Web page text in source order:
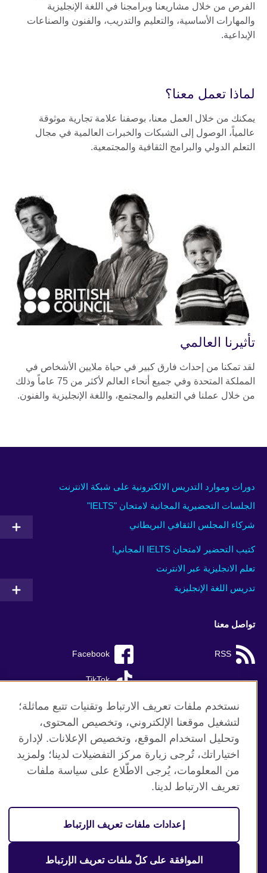
الفرص من خلال مشاريعنا وبرامجنا في اللغة الإنجليزية
والمهارات الأساسية، والتعليم والتدريب، والفنون والصناعات
الإبداعية.
لماذا تعمل معنا؟
يمكنك من خلال العمل معنا، بوصفنا علامة تجارية موثوقة
عالمياً، الوصول إلى الشبكات والخبرات العالمية في مجال
التعلم الدولي والبرامج الثقافية والمجتمعية.
تأثيرنا العالمي
لقد تمكنا من إحداث فارق كبير في حياة ملايين الأشخاص في
المملكة المتحدة وفي جميع أنحاء العالم لأكثر من 75 عاماً وذلك
من خلال عملنا في التعليم والمجتمع، واللغة الإنجليزية والفنون.
دورات وموارد التدريس الالكترونية على شبكة الانترنت
الجلسات التحضيرية المجانية لامتحان "IELTS"
شركاء المجلس الثقافي البريطاني
كتيب التحضير لامتحان IELTS المجاني!
تعلم الانجليزية عبر الانترنت
تدريس اللغة الإنجليزية
تواصل معنا
Facebook RSS
TikTok
موقع المجلس الثقافي البريطاني العالمي
الخصوصية وشروط الاستخدام
ملفات تعريف الإرتباط
خارطة الموقع
منظمة المملكة المتحدة الدولية للعلاقات الثقافية والفرص
نستخدم ملفات تعريف الارتباط وتقنيات تتبع مماثلة؛
لتشغيل موقعنا الإلكتروني، وتخصيص المحتوى،
وتحليل استخدام الموقع، وتخصيص الإعلانات. لإدارة
اختياراتك، تُرجى زيارة مركز التفضيلات لدينا؛ ولمزيد
من المعلومات، يُرجى الاطّلاع على سياسة ملفات
تعريف الارتباط لدينا.
إعدادات ملفات تعريف الإرتباط
الموافقة على كلّ ملفات تعريف الإرتباط